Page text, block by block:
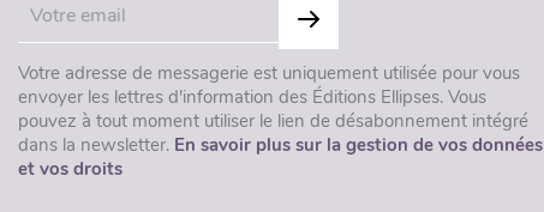
Votre adresse de messagerie est uniquement utilisée pour vous
envoyer les lettres d'information des Éditions Ellipses. Vous
pouvez à tout moment utiliser le lien de désabonnement intégré
dans la newsletter. En savoir plus sur la gestion de vos données
et vos droits